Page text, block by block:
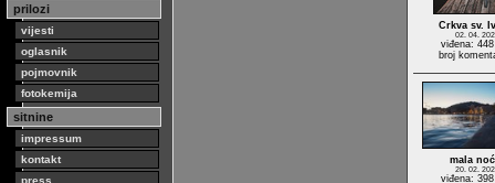
prilozi
vijesti
oglasnik
pojmovnik
fotokemija
sitnine
impressum
kontakt
press
Crkva sv.
02. 04.
viđena:
broj
mala
20. 02.
viđena: